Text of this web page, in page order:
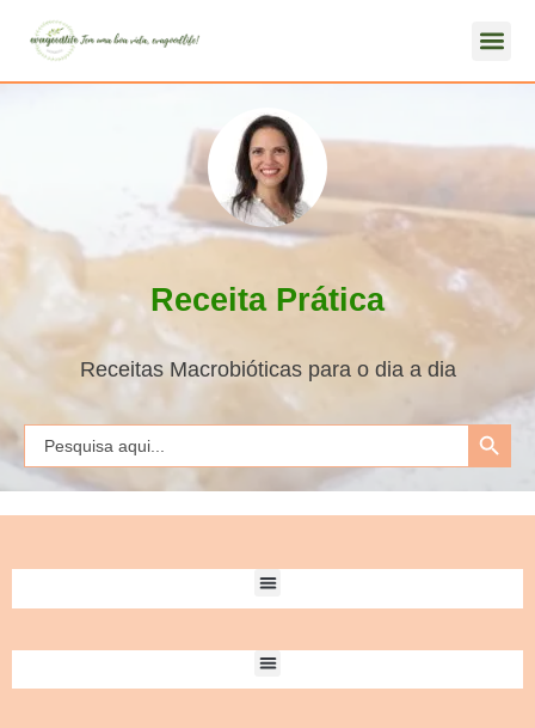
Receita Prática
Receitas Macrobióticas para o dia a dia
Search
for:
Search Button